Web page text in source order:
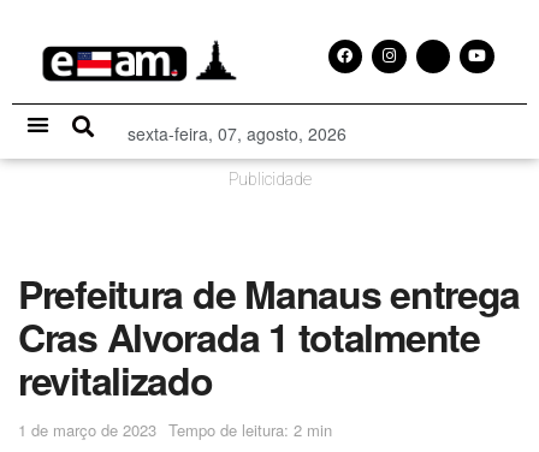
sexta-feira, 07, agosto, 2026
Publicidade
Prefeitura de Manaus entrega
Cras Alvorada 1 totalmente
revitalizado
1 de março de 2023 Tempo de leitura: 2 min